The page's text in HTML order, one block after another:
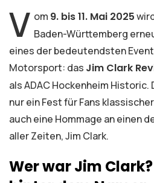
V om 9. bis 11. Mai 2025
Baden-Württemberg
eines der bedeutendsten
Motorsport: das Jim Clark
als ADAC Hockenheim
nur ein Fest für Fans
auch eine Hommage an einen
aller Zeiten, Jim Clark.
Wer war Jim